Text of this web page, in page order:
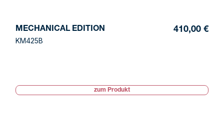
MECHANICAL EDITION
KM425B
410,00 €
zum Produkt